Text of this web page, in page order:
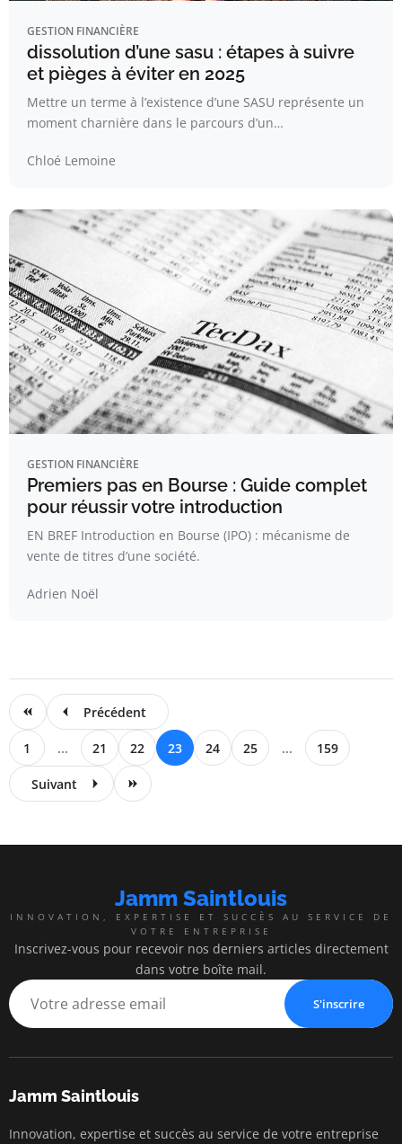
GESTION FINANCIÈRE
dissolution d’une sasu : étapes à suivre
et pièges à éviter en 2025
Mettre un terme à l’existence d’une SASU représente un
moment charnière dans le parcours d’un…
Chloé Lemoine
GESTION FINANCIÈRE
Premiers pas en Bourse : Guide complet
pour réussir votre introduction
EN BREF Introduction en Bourse (IPO) : mécanisme de
vente de titres d’une société.
Adrien Noël
Précédent
1 ... 21 22 23 24 25 ... 159
Suivant
Jamm Saintlouis
INNOVATION, EXPERTISE ET SUCCÈS AU SERVICE DE
VOTRE ENTREPRISE
Inscrivez-vous pour recevoir nos derniers articles directement
dans votre boîte mail.
S'inscrire
Jamm Saintlouis
Innovation, expertise et succès au service de votre entreprise